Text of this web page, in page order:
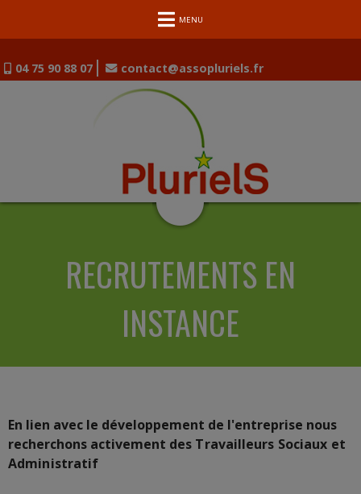
MENU
04 75 90 88 07 contact@assopluriels.fr
RECRUTEMENTS EN
INSTANCE
En lien avec le développement de l'entreprise nous
recherchons activement des Travailleurs Sociaux et
Administratif